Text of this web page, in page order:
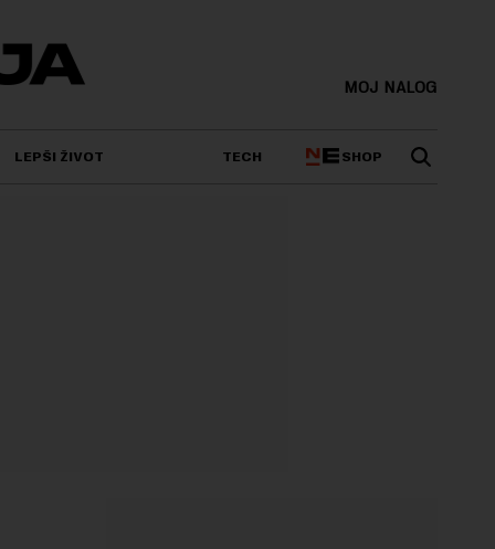
MOJ NALOG
LEPŠI ŽIVOT TECH SHOP